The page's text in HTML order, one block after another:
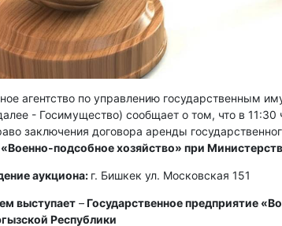
агентство по управлению государственным
- Госимущество) сообщает о том, что в
заключения договора аренды
подсобное хозяйство» при
аукциона: г. Бишкек ул. Московская 151
выступает –Государственное предприятие
Республики